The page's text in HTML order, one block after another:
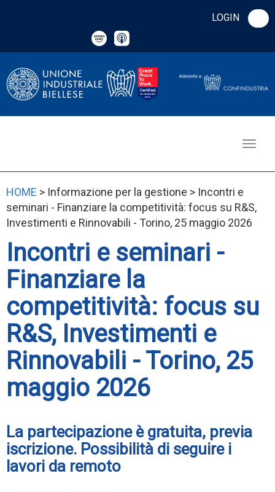
LOGIN
HOME > Informazione per la gestione > Incontri e
seminari - Finanziare la competitività: focus su R&S,
Investimenti e Rinnovabili - Torino, 25 maggio 2026
Incontri e seminari -
Finanziare la
competitività: focus su
R&S, Investimenti e
Rinnovabili - Torino, 25
maggio 2026
La partecipazione è gratuita, previa
iscrizione. Possibilità di seguire i
lavori da remoto